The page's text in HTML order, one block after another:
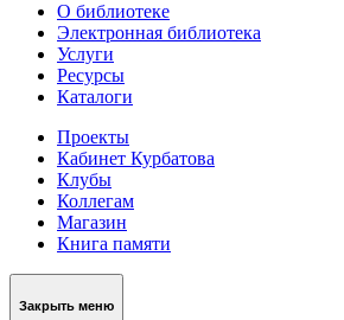
О библиотеке
Электронная библиотека
Услуги
Ресурсы
Каталоги
Проекты
Кабинет Курбатова
Клубы
Коллегам
Магазин
Книга памяти
Закрыть меню